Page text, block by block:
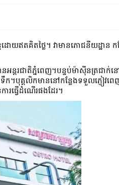
យឥតគិតថ្លៃ។ វាមានភោជនីយដ្ឋាន ក
អន្តរជាតិភ្នំពេញ។បន្ទប់ម៉ាស៊ីនត្រជាក់ន
ក។បុគ្គលិកមាននៅកន្លែងទទួលភ្ញៀវព
ធ្វើដំណើរផងដែរ។